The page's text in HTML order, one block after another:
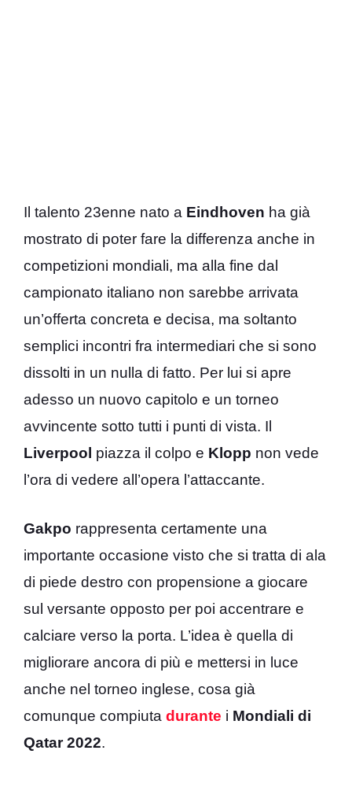
Il talento 23enne nato a Eindhoven ha già
mostrato di poter fare la differenza anche in
competizioni mondiali, ma alla fine dal
campionato italiano non sarebbe arrivata
un’offerta concreta e decisa, ma soltanto
semplici incontri fra intermediari che si sono
dissolti in un nulla di fatto. Per lui si apre
adesso un nuovo capitolo e un torneo
avvincente sotto tutti i punti di vista. Il
Liverpool piazza il colpo e Klopp non vede
l’ora di vedere all’opera l’attaccante.
Gakpo rappresenta certamente una
importante occasione visto che si tratta di ala
di piede destro con propensione a giocare
sul versante opposto per poi accentrare e
calciare verso la porta. L’idea è quella di
migliorare ancora di più e mettersi in luce
anche nel torneo inglese, cosa già
comunque compiuta durante i Mondiali di
Qatar 2022.